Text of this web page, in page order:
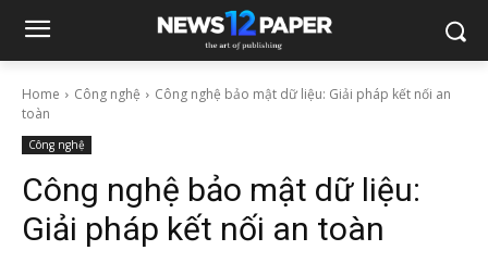
Home Công nghệ
Công nghệ bảo mật dữ liệu: Giải pháp kết nối an
toàn
Công nghệ
Công nghệ bảo mật dữ liệu:
Giải pháp kết nối an toàn